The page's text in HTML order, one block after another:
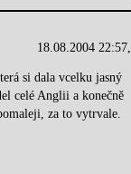
18.08.2004 22:57,
si dala vcelku jasný
celé Anglii a konečně
za to vytrvale.